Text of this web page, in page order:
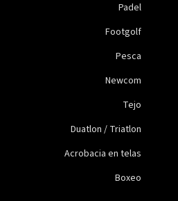
Padel
Footgolf
Pesca
Newcom
Tejo
Duatlon / Triatlon
Acrobacia en telas
Boxeo